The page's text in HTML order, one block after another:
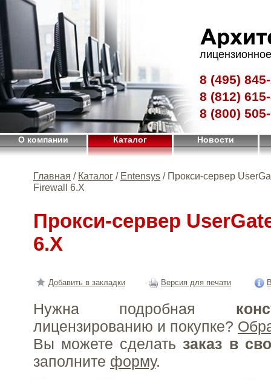
8 (495)
8 (812)
8 (800)
О компании Каталог Новости
Главная / Каталог / Entensys / Прокси-сервер
Firewall 6.X
Прокси-сервер
6.X
Добавить в закладки Версия для печати
Нужна подробная
лицензированию и покупке?
Вы можете сделать заказ в
заполните форму.